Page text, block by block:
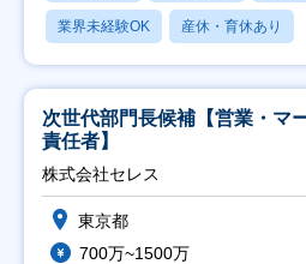
業界未経験OK 産休・育休あり
次世代部門長候補【営業・マ
責任者】
株式会社セレス
東京都
700万~1500万